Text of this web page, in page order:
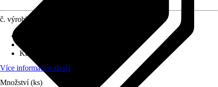
č. výrobku
Kapacita akumulátoru
Více informací o zboží
Množství (ks)